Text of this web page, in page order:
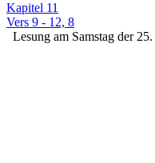
Kapitel 11
Vers 9 - 12, 8
Lesung am Samstag der